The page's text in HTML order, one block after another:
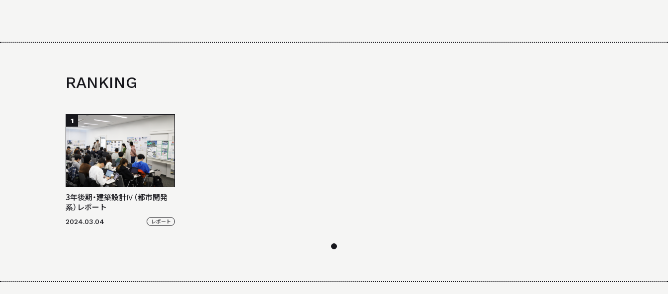
RANKING
1
3年後期・建築設計Ⅳ（都市開発
系）レポート
2024.03.04 レポート